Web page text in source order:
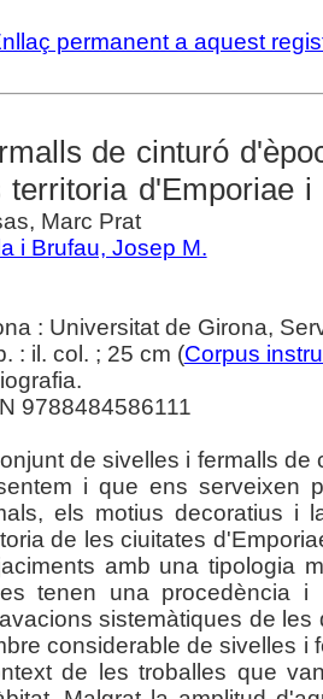
permanent a aquest
de cinturó
territoria d'Emporiae i
Marc Prat
i Brufau, Josep M.
: Universitat de Girona,
: il. col. ; 25 cm (Corpus
9788484586111
de sivelles i fermalls
i que ens serveixen
els motius decoratius i
de les ciuitates
amb una tipologia
tenen una procedència
sistemàtiques de
considerable de sivelles i
de les troballes que